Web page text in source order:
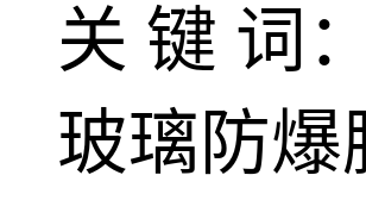
关 键 词
玻璃防爆